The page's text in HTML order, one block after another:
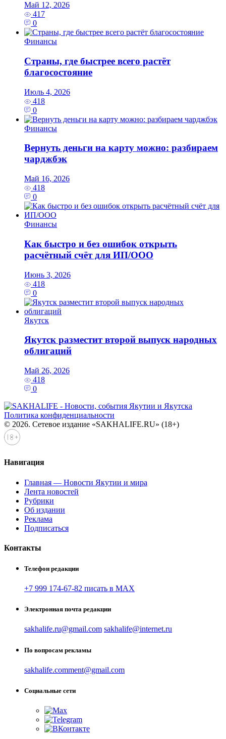
Май 12, 2026
417
0
Финансы
Страны, где быстрее всего растёт
благосостояние
Июль 4, 2026
418
0
Финансы
Вернуть деньги на карту можно: разбираем
чарджбэк
Май 16, 2026
418
0
Финансы
Как быстро и без ошибок открыть
расчётный счёт для ИП/ООО
Июнь 3, 2026
418
0
Якутск
Якутск разместит второй выпуск народных
облигаций
Май 26, 2026
418
0
Политика конфиденциальности
© 2026. Сетевое издание «SAKHALIFE.RU» (18+)
Навигация
Главная — Новости Якутии и мира
Лента новостей
Рубрики
Об издании
Реклама
Подписаться
Контакты
Телефон редакции
+7 999 174-67-82 писать в MAX
Электронная почта редакции
sakhalife.ru@gmail.com sakhalife@internet.ru
По вопросам рекламы
sakhalife.comment@gmail.com
Социальные сети